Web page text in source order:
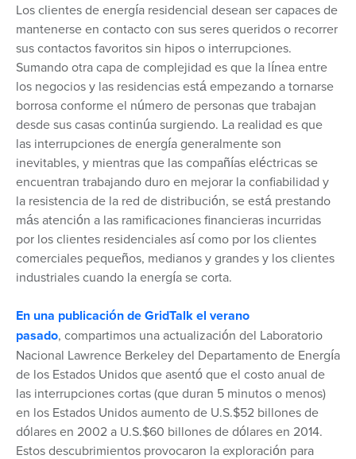
Los clientes de energía residencial desean ser capaces de
mantenerse en contacto con sus seres queridos o recorrer
sus contactos favoritos sin hipos o interrupciones.
Sumando otra capa de complejidad es que la línea entre
los negocios y las residencias está empezando a tornarse
borrosa conforme el número de personas que trabajan
desde sus casas continúa surgiendo. La realidad es que
las interrupciones de energía generalmente son
inevitables, y mientras que las compañías eléctricas se
encuentran trabajando duro en mejorar la confiabilidad y
la resistencia de la red de distribución, se está prestando
más atención a las ramificaciones financieras incurridas
por los clientes residenciales así como por los clientes
comerciales pequeños, medianos y grandes y los clientes
industriales cuando la energía se corta.
En una publicación de GridTalk el verano
pasado, compartimos una actualización del Laboratorio
Nacional Lawrence Berkeley del Departamento de Energía
de los Estados Unidos que asentó que el costo anual de
las interrupciones cortas (que duran 5 minutos o menos)
en los Estados Unidos aumento de U.S.$52 billones de
dólares en 2002 a U.S.$60 billones de dólares en 2014.
Estos descubrimientos provocaron la exploración para